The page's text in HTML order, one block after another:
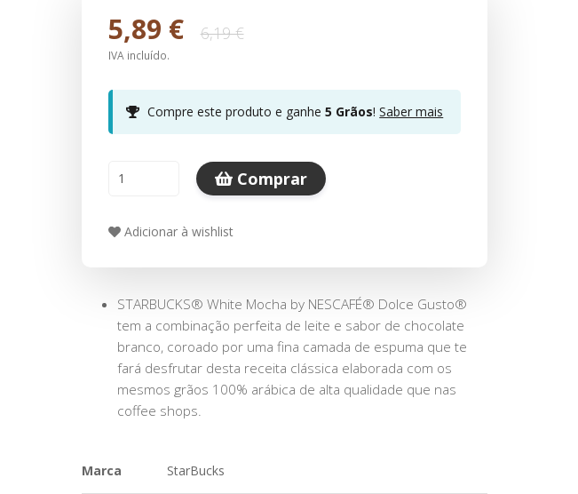
5,89 € 6,19 €
IVA incluído.
Compre este produto e ganhe5 Grãos!Saber mais
Comprar
Adicionar à wishlist
STARBUCKS® White Mocha by NESCAFÉ® Dolce Gusto®
tem a combinação perfeita de leite e sabor de chocolate
branco, coroado por uma fina camada de espuma que te
fará desfrutar desta receita clássica elaborada com os
mesmos grãos 100% arábica de alta qualidade que nas
coffee shops.
Marca StarBucks